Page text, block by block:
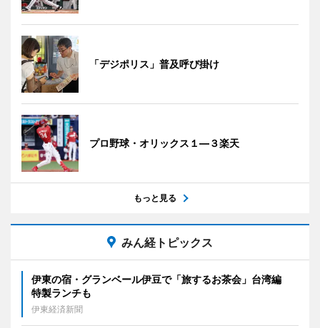
「デジポリス」普及呼び掛け
プロ野球・オリックス１―３楽天
もっと見る
みん経トピックス
伊東の宿・グランベール伊豆で「旅するお茶会」台湾編
特製ランチも
伊東経済新聞